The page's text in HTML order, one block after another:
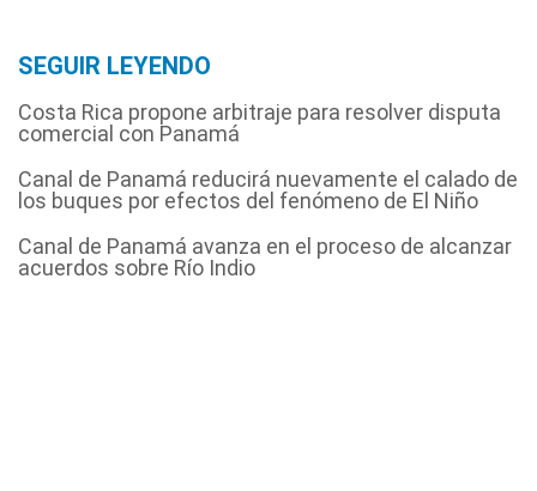
SEGUIR LEYENDO
Costa Rica propone arbitraje para resolver disputa
comercial con Panamá
Canal de Panamá reducirá nuevamente el calado de
los buques por efectos del fenómeno de El Niño
Canal de Panamá avanza en el proceso de alcanzar
acuerdos sobre Río Indio